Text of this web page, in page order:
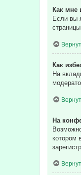
Как мне
Если вы
Как
На
На
котором